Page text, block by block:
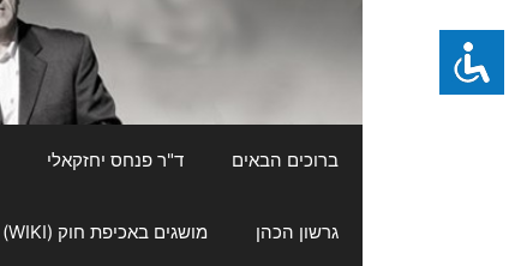
ברוכים הבאים ד"ר פנחס יחזקאלי
גרשון הכהן מושגים באכיפת חוק (WIKI)